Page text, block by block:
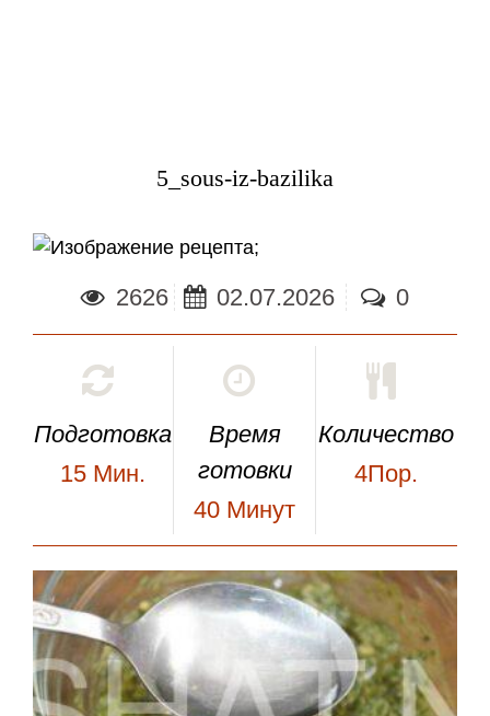
5_sous-iz-bazilika
;
2626 02.07.2026 0
Подготовка
15 Мин.
Время
готовки
40 Минут
Количество
4Пор.